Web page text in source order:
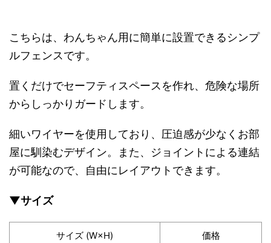
こちらは、わんちゃん用に簡単に設置できるシンプ
ルフェンスです。
置くだけでセーフティスペースを作れ、危険な場所
からしっかりガードします。
細いワイヤーを使用しており、圧迫感が少なくお部
屋に馴染むデザイン。また、ジョイントによる連結
が可能なので、自由にレイアウトできます。
▼サイズ
サイズ (W×H) 価格